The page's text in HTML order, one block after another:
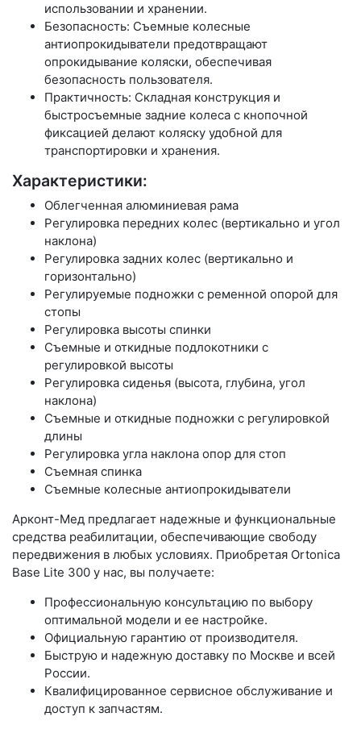
использовании и хранении.
Безопасность: Съемные колесные
антиопрокидыватели предотвращают
опрокидывание коляски, обеспечивая
безопасность пользователя.
Практичность: Складная конструкция и
быстросъемные задние колеса с кнопочной
фиксацией делают коляску удобной для
транспортировки и хранения.
Характеристики:
Облегченная алюминиевая рама
Регулировка передних колес (вертикально и угол
наклона)
Регулировка задних колес (вертикально и
горизонтально)
Регулируемые подножки с ременной опорой для
стопы
Регулировка высоты спинки
Съемные и откидные подлокотники с
регулировкой высоты
Регулировка сиденья (высота, глубина, угол
наклона)
Съемные и откидные подножки с регулировкой
длины
Регулировка угла наклона опор для стоп
Съемная спинка
Съемные колесные антиопрокидыватели
Арконт-Мед предлагает надежные и функциональные
средства реабилитации, обеспечивающие свободу
передвижения в любых условиях. Приобретая Ortonica
Base Lite 300 у нас, вы получаете:
Профессиональную консультацию по выбору
оптимальной модели и ее настройке.
Официальную гарантию от производителя.
Быструю и надежную доставку по Москве и всей
России.
Квалифицированное сервисное обслуживание и
доступ к запчастям.